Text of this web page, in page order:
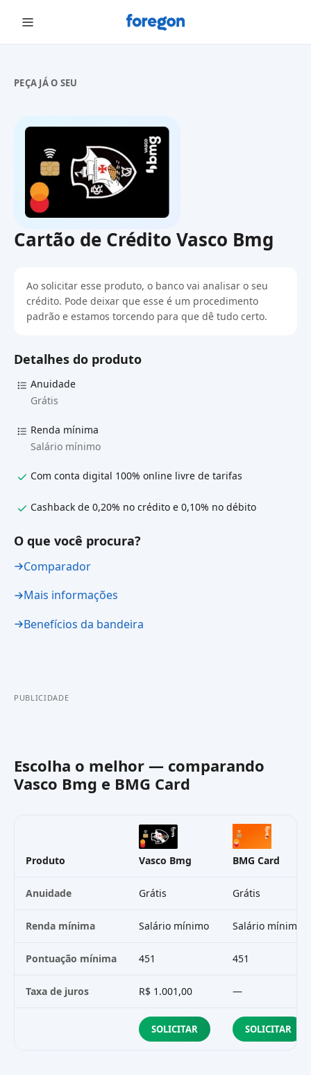
Foregon.com
PEÇA JÁ O SEU
Cartão de Crédito Vasco Bmg
Ao solicitar esse produto, o banco vai analisar o seu
crédito. Pode deixar que esse é um procedimento
padrão e estamos torcendo para que dê tudo certo.
Detalhes do produto
Anuidade
Grátis
Renda mínima
Salário mínimo
Com conta digital 100% online livre de tarifas
Cashback de 0,20% no crédito e 0,10% no débito
O que você procura?
Comparador
Mais informações
Benefícios da bandeira
PUBLICIDADE
Escolha o melhor — comparando
Vasco Bmg e BMG Card
Produto Vasco Bmg BMG Card
Anuidade Grátis Grátis
Renda mínima Salário mínimo Salário mínimo
Pontuação mínima 451 451
Taxa de juros R$ 1.001,00 —
SOLICITAR SOLICITAR